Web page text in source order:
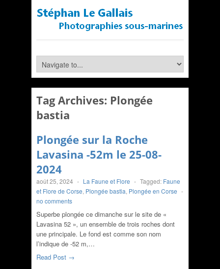
Tag Archives: Plongée
bastia
Plongée sur la Roche
Lavasina -52m le 25-08-
2024
août 25, 2024 - La Faune et Flore - Tagged: Faune
et Flore de Corse, Plongée bastia, Plongée en Corse -
no comments
Superbe plongée ce dimanche sur le site de «
Lavasina 52 », un ensemble de trois roches dont
une principale. Le fond est comme son nom
l’indique de -52 m,…
Read Post →